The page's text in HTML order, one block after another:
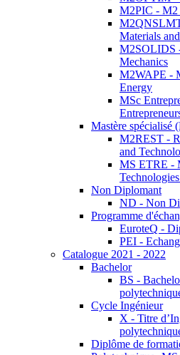
M2PIC - M2
Materials
M2SOLIDS
Mechanics
M2WAPE -
Energy
MSc
Mastère spécialisé
M2REST -
and
MS ETRE -
Non Diplomant
ND - Non
Programme
EuroteQ -
PEI -
Catalogue 2021 - 2022
Bachelor
BS -
Cycle Ingénieur
X - Titre
Diplôme de